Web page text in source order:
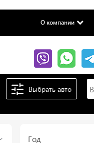
О компании
Выбрать авто
Год